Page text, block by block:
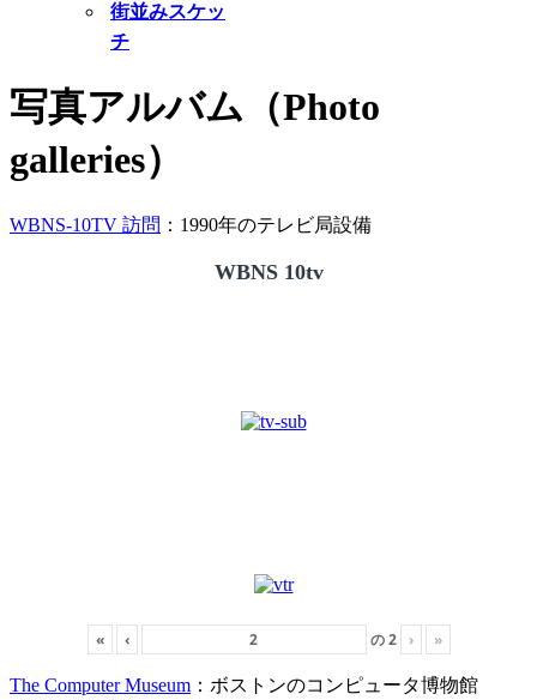
街並みスケッ
チ
写真アルバム（Photo
galleries）
WBNS-10TV 訪問 ：1990年のテレビ局設備
WBNS 10tv
« ‹ の2 › »
The Computer Museum ：ボストンのコンピュータ博物館